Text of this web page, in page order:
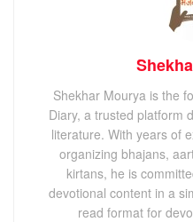
Shekhar Mourya is the
Diary, a trusted platform
literature. With years of
organizing bhajans,
kirtans, he is
devotional content in a
read format for